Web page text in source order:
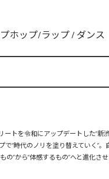
ホップ/ラップ / ダンス
トを令和にアップデートした“新
で“時代のノリを塗り替えていく”
の”から“体感するもの”へと進化